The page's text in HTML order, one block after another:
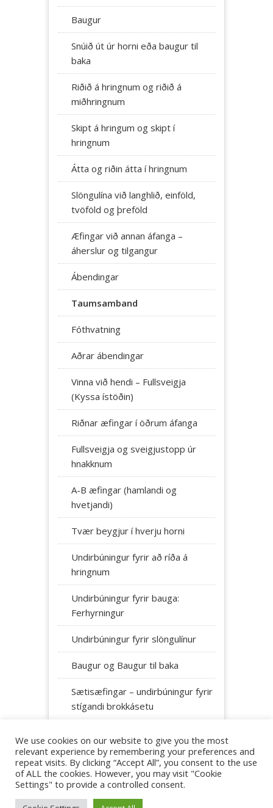
Baugur
Snúið út úr horni eða baugur til
baka
Riðið á hringnum og riðið á
miðhringnum
Skipt á hringum og skipt í
hringnum
Átta og riðin átta í hringnum
Slöngulína við langhlið, einföld,
tvöföld og þreföld
Æfingar við annan áfanga –
áherslur og tilgangur
Ábendingar
Taumsamband
Fóthvatning
Aðrar ábendingar
Vinna við hendi – Fullsveigja
(Kyssa ístöðin)
Riðnar æfingar í öðrum áfanga
Fullsveigja og sveigjustopp úr
hnakknum
A-B æfingar (hamlandi og
hvetjandi)
Tvær beygjur í hverju horni
Undirbúningur fyrir að ríða á
hringnum
Undirbúningur fyrir bauga:
Ferhyrningur
Undirbúningur fyrir slöngulínur
Baugur og Baugur til baka
Sætisæfingar – undirbúningur fyrir
stígandi brokkásetu
We use cookies on our website to give you the most
relevant experience by remembering your preferences and
repeat visits. By clicking “Accept All”, you consent to the use
of ALL the cookies. However, you may visit "Cookie
Settings" to provide a controlled consent.